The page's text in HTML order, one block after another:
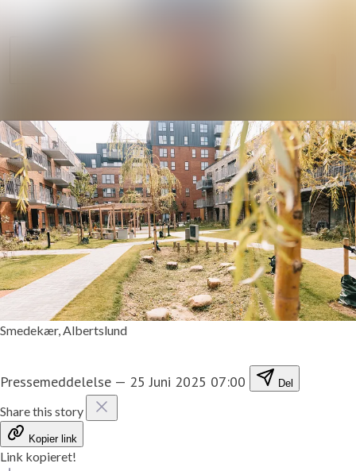
Smedekær, Albertslund
Pressemeddelelse — 25 Juni 2025 07:00 Del
Share this story
Kopier link
Link kopieret!